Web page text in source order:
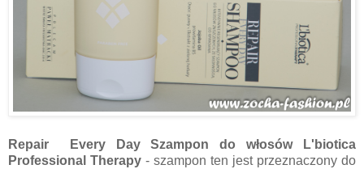
Repair Every Day Szampon do włosów L'biotica
Professional Therapy - szampon ten jest przeznaczony do